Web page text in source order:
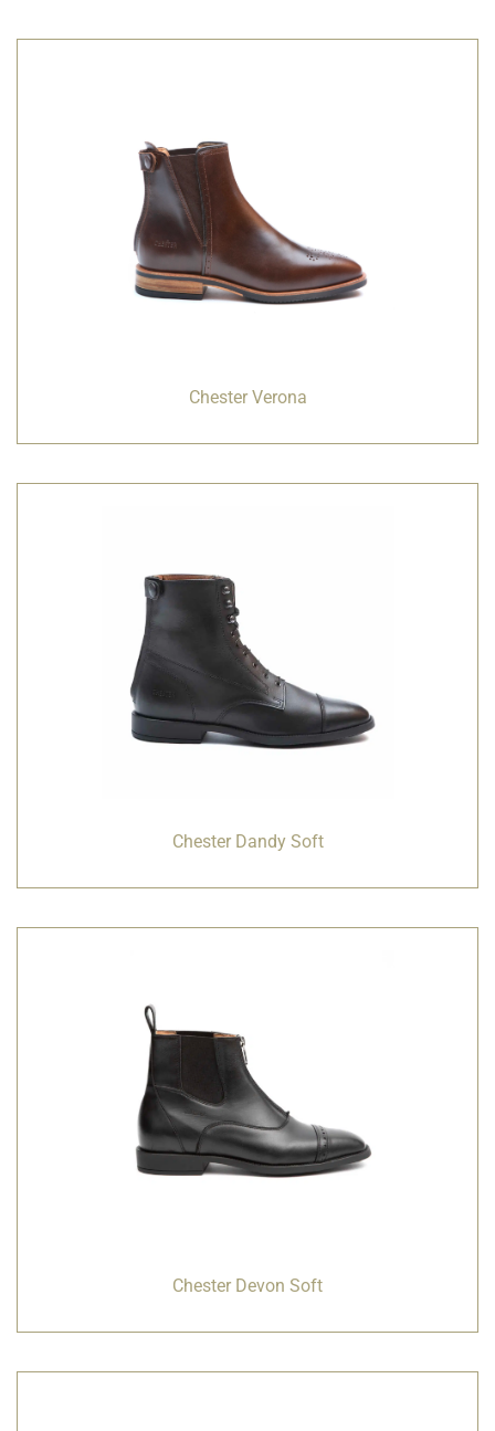
Chester Verona
Chester Dandy Soft
Chester Devon Soft